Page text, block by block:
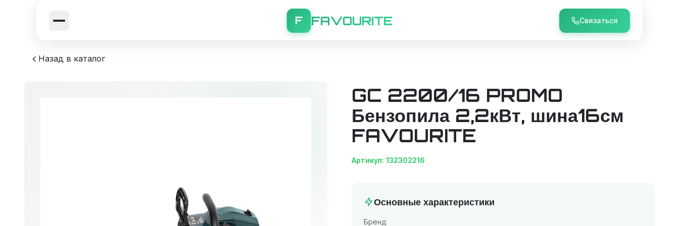
F FAVOURITE Связаться
Назад в каталог
GC 2200/16 PROMO
Бензопила 2,2кВт, шина16см
FAVOURITE
Артикул: 132302216
Основные характеристики
Бренд